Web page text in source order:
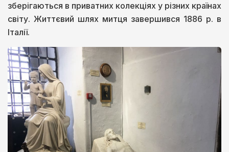
зберігаються в приватних колекціях у різних країнах
світу. Життєвий шлях митця завершився 1886 р. в
Італії.